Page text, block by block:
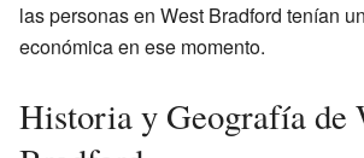
las personas en West Bradford tenían
económica en ese momento.
Historia y Geografía de